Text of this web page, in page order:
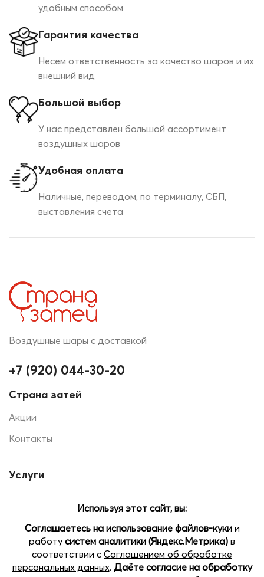
удобным способом
Гарантия качества
Несем ответственность за качество шаров и их
внешний вид
Большой выбор
У нас представлен большой ассортимент
воздушных шаров
Удобная оплата
Наличные, переводом, по терминалу, СБП,
выставления счета
Воздушные шары с доставкой
+7 (920) 044-30-20
Страна затей
Акции
Контакты
Услуги
Помощь
Доставка и оплата